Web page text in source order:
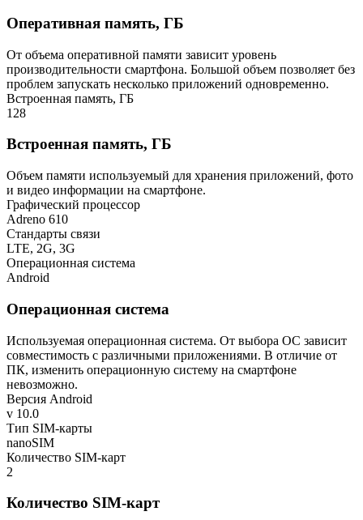
Оперативная память, ГБ
От объема оперативной памяти зависит уровень
производительности смартфона. Большой объем позволяет без
проблем запускать несколько приложений одновременно.
Встроенная память, ГБ
128
Встроенная память, ГБ
Объем памяти используемый для хранения приложений, фото
и видео информации на смартфоне.
Графический процессор
Adreno 610
Стандарты связи
LTE, 2G, 3G
Операционная система
Android
Операционная система
Используемая операционная система. От выбора ОС зависит
совместимость с различными приложениями. В отличие от
ПК, изменить операционную систему на смартфоне
невозможно.
Версия Android
v 10.0
Тип SIM-карты
nanoSIM
Количество SIM-карт
2
Количество SIM-карт